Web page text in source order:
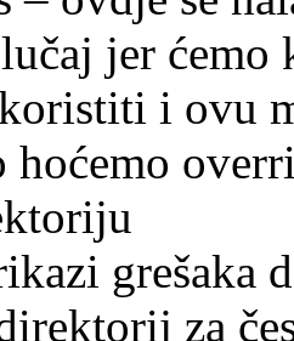
jer
i ovu
hoćemo
grešaka
za